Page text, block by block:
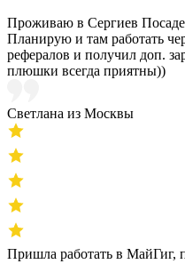
Проживаю в Сергиев
Планирую и там работать
рефералов и получил доп.
плюшки всегда приятны))
Светлана из Москвы
Пришла работать в МайГиг,